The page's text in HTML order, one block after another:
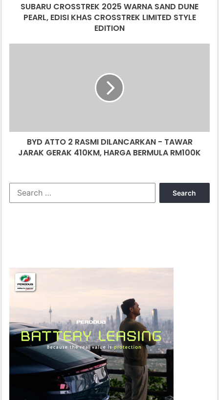
CROSSTREK
LIMITED
SUBARU CROSSTREK 2025 WARNA SAND DUNE
PEARL, EDISI KHAS CROSSTREK LIMITED STYLE
EDITION
GERAK
410KM,
HARGA
BYD ATTO 2 RASMI DILANCARKAN - TAWAR
JARAK GERAK 410KM, HARGA BERMULA RM100K